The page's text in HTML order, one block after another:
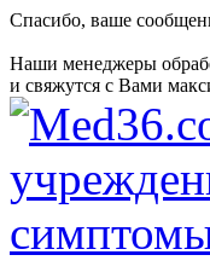
Спасибо, ваше
Наши менеджеры
и свяжутся с Вами